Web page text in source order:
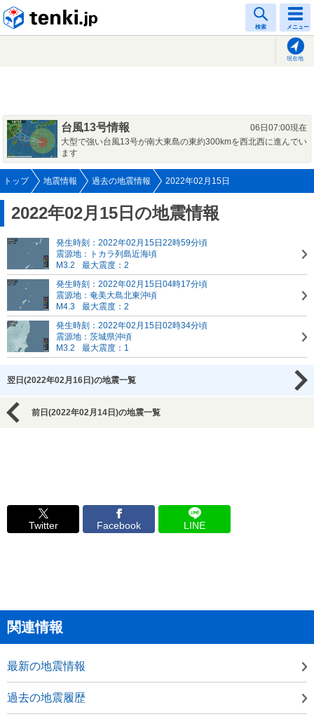
検索 メニュー
現在地
台風13号情報
06日07:00現在
大型で強い台風13号が南大東島の東約300kmを西北西に進んでい
ます
トップ 地震情報 過去の地震情報 2022年02月15日
2022年02月15日の地震情報
発生時刻：2022年02月15日22時59分頃
震源地：トカラ列島近海頃
M3.2
最大震度：2
発生時刻：2022年02月15日04時17分頃
震源地：奄美大島北東沖頃
M4.3
最大震度：2
発生時刻：2022年02月15日02時34分頃
震源地：茨城県沖頃
M3.2
最大震度：1
翌日(2022年02月16日)の地震一覧
前日(2022年02月14日)の地震一覧
Twitter Facebook LINE
関連情報
最新の地震情報
過去の地震履歴